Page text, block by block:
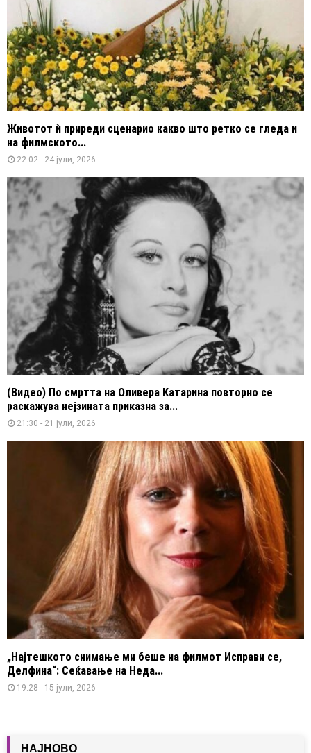
Животот ѝ приреди сценарио какво што ретко се гледа и
на филмското...
22:02 - 24 јули, 2026
(Видео) По смртта на Оливера Катарина повторно се
раскажува нејзината приказна за...
21:30 - 21 јули, 2026
„Најтешкото снимање ми беше на филмот Исправи се,
Делфина“: Сеќавање на Неда...
19:28 - 15 јули, 2026
НАЈНОВО